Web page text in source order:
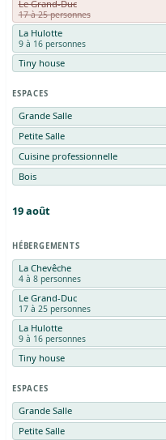
Le Grand-Duc
17 à 25 personnes
La Hulotte
9 à 16 personnes
Tiny house
ESPACES
Grande Salle
Petite Salle
Cuisine professionnelle
Bois
19août
HÉBERGEMENTS
La Chevêche
4 à 8 personnes
Le Grand-Duc
17 à 25 personnes
La Hulotte
9 à 16 personnes
Tiny house
ESPACES
Grande Salle
Petite Salle